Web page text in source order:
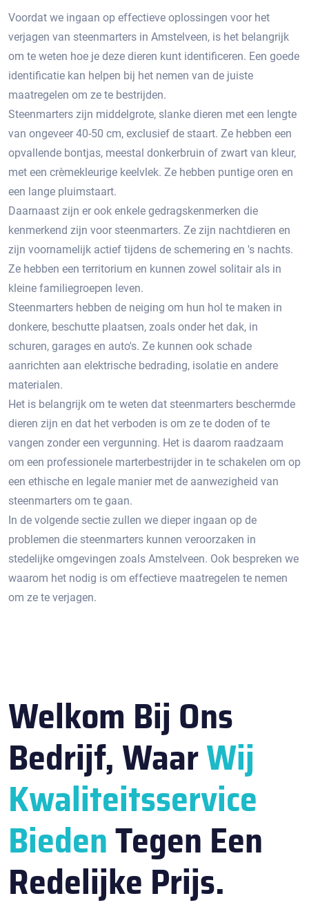
Voordat we ingaan op effectieve oplossingen voor het
verjagen van steenmarters in Amstelveen, is het belangrijk
om te weten hoe je deze dieren kunt identificeren. Een goede
identificatie kan helpen bij het nemen van de juiste
maatregelen om ze te bestrijden.​
Steenmarters zijn middelgrote, slanke dieren met een lengte
van ongeveer 40-50 cm, exclusief de staart.​ Ze hebben een
opvallende bontjas, meestal donkerbruin of zwart van kleur,
met een crèmekleurige keelvlek.​ Ze hebben puntige oren en
een lange pluimstaart.​
Daarnaast zijn er ook enkele gedragskenmerken die
kenmerkend zijn voor steenmarters. Ze zijn nachtdieren en
zijn voornamelijk actief tijdens de schemering en 's nachts.
Ze hebben een territorium en kunnen zowel solitair als in
kleine familiegroepen leven.​
Steenmarters hebben de neiging om hun hol te maken in
donkere, beschutte plaatsen, zoals onder het dak, in
schuren, garages en auto's.​ Ze kunnen ook schade
aanrichten aan elektrische bedrading, isolatie en andere
materialen.​
Het is belangrijk om te weten dat steenmarters beschermde
dieren zijn en dat het verboden is om ze te doden of te
vangen zonder een vergunning.​ Het is daarom raadzaam
om een professionele marterbestrijder in te schakelen om op
een ethische en legale manier met de aanwezigheid van
steenmarters om te gaan.
In de volgende sectie zullen we dieper ingaan op de
problemen die steenmarters kunnen veroorzaken in
stedelijke omgevingen zoals Amstelveen.​ Ook bespreken we
waarom het nodig is om effectieve maatregelen te nemen
om ze te verjagen.​
Welkom Bij Ons
Bedrijf, WaarWij
Kwaliteitsservice
BiedenTegen Een
Redelijke Prijs.